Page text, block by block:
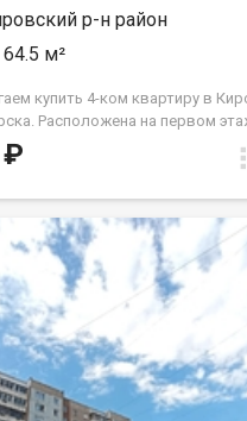
р-н район
м²
купить 4-ком квартиру в
Расположена на первом
дома. Планировка
в квартире раздельные,
радиаторы отопления AL и
Санузел в кафеле,
установлена ванна с
расположена на первом
как нежилое. Инфраструктура:
детской
машин. Отличная транспортная
района развита. В
№135, лицей №6, д.сад №278,
₽